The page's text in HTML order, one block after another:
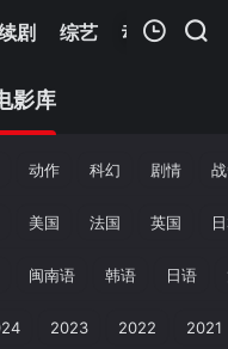
剧 综艺 动漫
的记录
影库
动作 科幻 剧情
美国 法国 英国
闽南语 韩语 日语
2023 2022 2021